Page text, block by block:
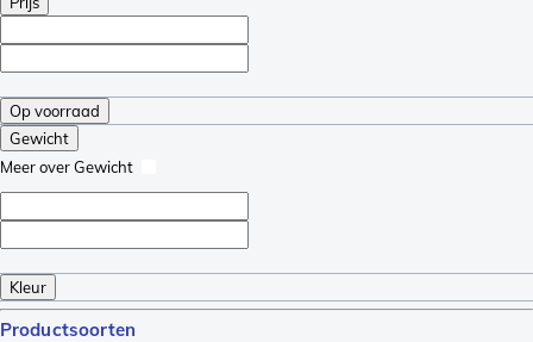
Op voorraad
Gewicht
Meer over Gewicht
Kleur
Productsoorten